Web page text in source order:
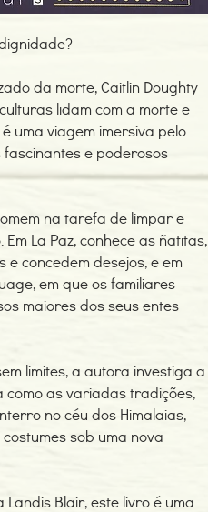
da morte, Caitlin Doughty
lidam com a morte e
uma viagem imersiva pelo
e poderosos
na tarefa de limpar e
La Paz, conhece as ñatitas,
concedem desejos, e em
em que os familiares
maiores dos seus entes
limites, a autora investiga a
as variadas tradições,
no céu dos Himalaias,
sob uma nova
Blair, este livro é uma